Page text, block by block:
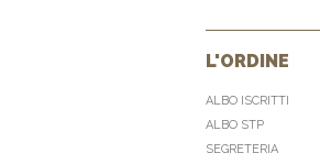
L'ORDINE
ALBO ISCRITTI
ALBO STP
SEGRETERIA